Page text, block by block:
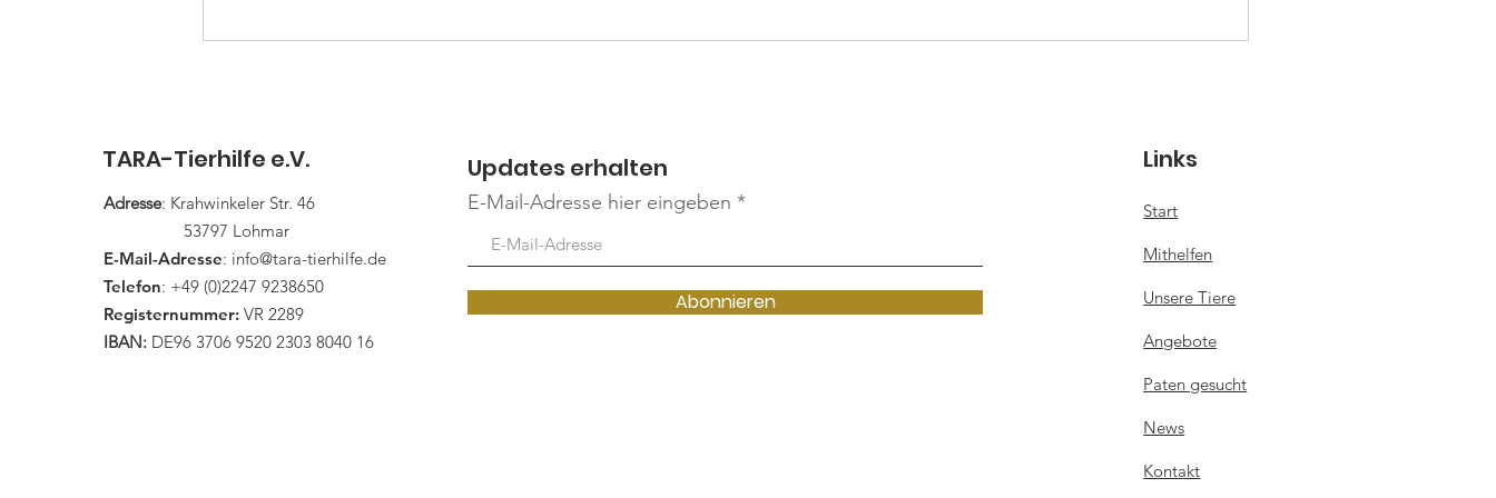
!!! Es ist wieder soweit !!!
Arbeitsbereich umfasst: Pflege
Hof-Weihnachtsmarkt
TARA-Tierhilfe e.V.
Adresse: Krahwinkeler Str. 46
53797 Lohmar
E-Mail-Adresse: info@tara-tierhilfe.de
Telefon: +49 (0)2247 9238650
Registernummer: VR 2289
IBAN: DE96 3706 9520 2303 8040 16
Updates erhalten
E-Mail-Adresse hier eingeben
Abonnieren
Links
Start
Mithelfen
Unsere Tiere
Angebote
Paten gesucht
News
Kontakt